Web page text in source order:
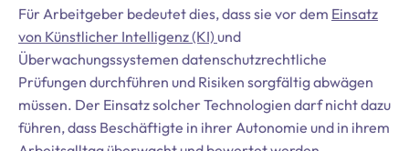
Für Arbeitgeber bedeutet dies, dass sie vor dem Einsatz
von Künstlicher Intelligenz (KI) und
Überwachungssystemen datenschutzrechtliche
Prüfungen durchführen und Risiken sorgfältig abwägen
müssen. Der Einsatz solcher Technologien darf nicht dazu
führen, dass Beschäftigte in ihrer Autonomie und in ihrem